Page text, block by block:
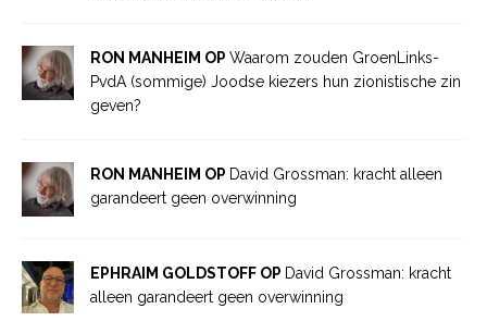
RON MANHEIM OP Waarom zouden GroenLinks-
PvdA (sommige) Joodse kiezers hun zionistische zin
geven?
RON MANHEIM OP David Grossman: kracht alleen
garandeert geen overwinning
EPHRAIM GOLDSTOFF OP David Grossman: kracht
alleen garandeert geen overwinning